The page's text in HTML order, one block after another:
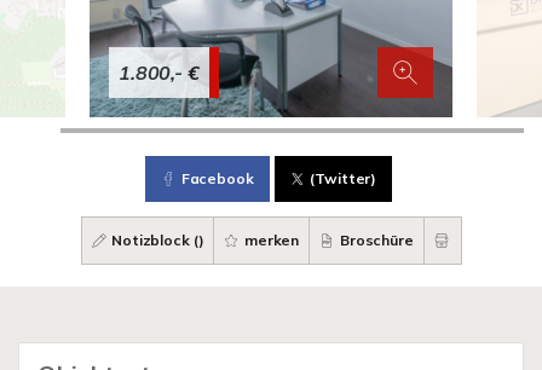
1.800,- €
Facebook (Twitter)
Notizblock () merken Broschüre